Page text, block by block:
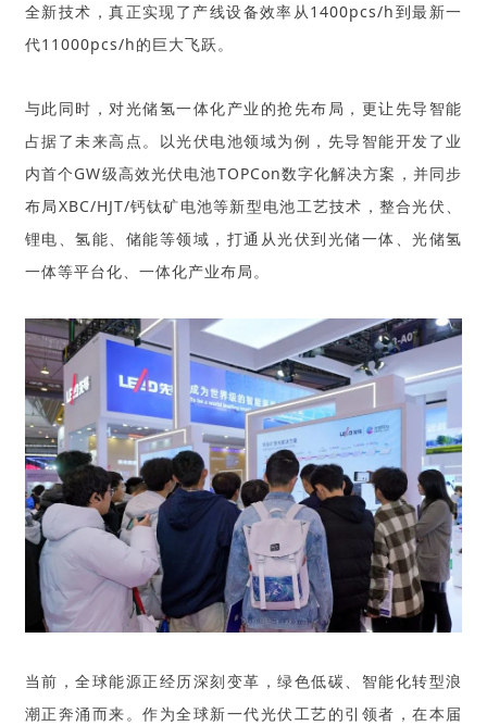
全新技术，真正实现了产线设备效率从1400pcs/h到最新一
代11000pcs/h的巨大飞跃。
与此同时，对光储氢一体化产业的抢先布局，更让先导智能
占据了未来高点。以光伏电池领域为例，先导智能开发了业
内首个GW级高效光伏电池TOPCon数字化解决方案，并同步
布局XBC/HJT/钙钛矿电池等新型电池工艺技术，整合光伏、
锂电、氢能、储能等领域，打通从光伏到光储一体、光储氢
一体等平台化、一体化产业布局。
当前，全球能源正经历深刻变革，绿色低碳、智能化转型浪
潮正奔涌而来。作为全球新一代光伏工艺的引领者，在本届